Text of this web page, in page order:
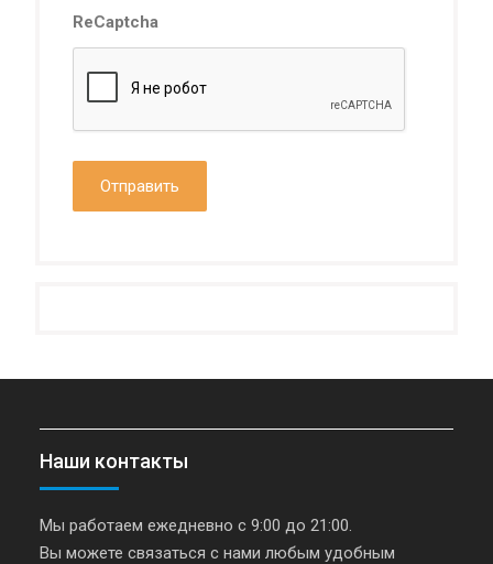
ReCaptcha
Наши контакты
Мы работаем ежедневно с 9:00 до 21:00.
Вы можете связаться с нами любым удобным